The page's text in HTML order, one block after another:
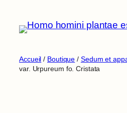
contenu
Accueil / Boutique / Sedum et
var. Urpureum fo. Cristata